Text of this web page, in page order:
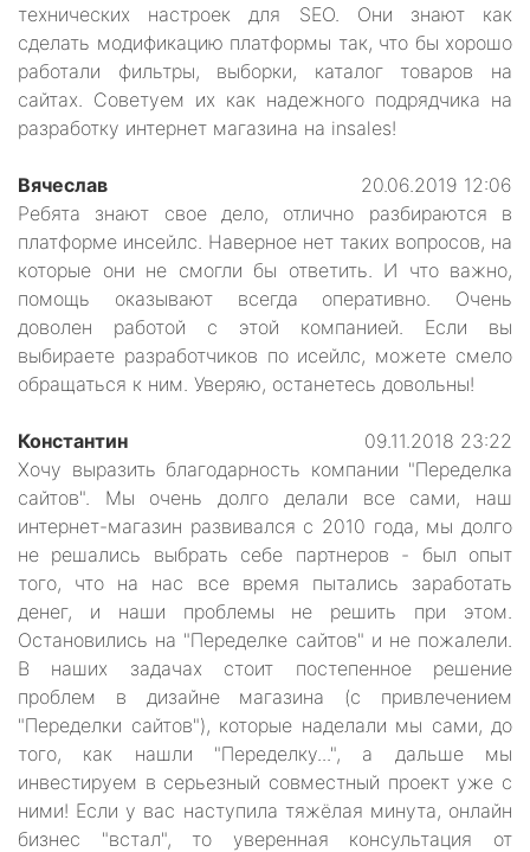
технических настроек для SEO. Они знают как
сделать модификацию платформы так, что бы хорошо
работали фильтры, выборки, каталог товаров на
сайтах. Советуем их как надежного подрядчика на
разработку интернет магазина на insales!
Вячеслав
20.06.2019 12:06
Ребята знают свое дело, отлично разбираются в
платформе инсейлс. Наверное нет таких вопросов, на
которые они не смогли бы ответить. И что важно,
помощь оказывают всегда оперативно. Очень
доволен работой с этой компанией. Если вы
выбираете разработчиков по исейлс, можете смело
обращаться к ним. Уверяю, останетесь довольны!
Константин
09.11.2018 23:22
Хочу выразить благодарность компании "Переделка
сайтов". Мы очень долго делали все сами, наш
интернет-магазин развивался с 2010 года, мы долго
не решались выбрать себе партнеров - был опыт
того, что на нас все время пытались заработать
денег, и наши проблемы не решить при этом.
Остановились на "Переделке сайтов" и не пожалели.
В наших задачах стоит постепенное решение
проблем в дизайне магазина (с привлечением
"Переделки сайтов"), которые наделали мы сами, до
того, как нашли "Переделку...", а дальше мы
инвестируем в серьезный совместный проект уже с
ними! Если у вас наступила тяжёлая минута, онлайн
бизнес "встал", то уверенная консультация от